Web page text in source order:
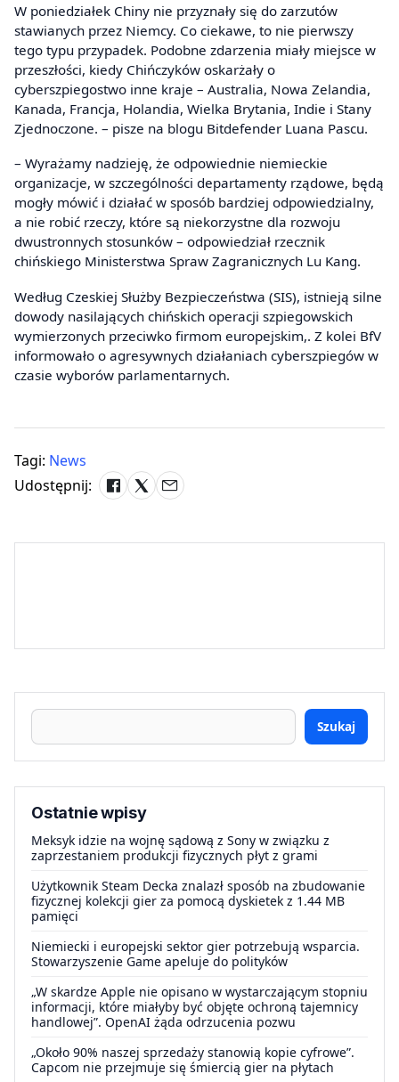
W poniedziałek Chiny nie przyznały się do zarzutów
stawianych przez Niemcy. Co ciekawe, to nie pierwszy
tego typu przypadek. Podobne zdarzenia miały miejsce w
przeszłości, kiedy Chińczyków oskarżały o
cyberszpiegostwo inne kraje – Australia, Nowa Zelandia,
Kanada, Francja, Holandia, Wielka Brytania, Indie i Stany
Zjednoczone. – pisze na blogu Bitdefender Luana Pascu.
– Wyrażamy nadzieję, że odpowiednie niemieckie
organizacje, w szczególności departamenty rządowe, będą
mogły mówić i działać w sposób bardziej odpowiedzialny,
a nie robić rzeczy, które są niekorzystne dla rozwoju
dwustronnych stosunków – odpowiedział rzecznik
chińskiego Ministerstwa Spraw Zagranicznych Lu Kang.
Według Czeskiej Służby Bezpieczeństwa (SIS), istnieją silne
dowody nasilających chińskich operacji szpiegowskich
wymierzonych przeciwko firmom europejskim,. Z kolei BfV
informowało o agresywnych działaniach cyberszpiegów w
czasie wyborów parlamentarnych.
Tagi: News
Udostępnij:
Szukaj
Ostatnie wpisy
Meksyk idzie na wojnę sądową z Sony w związku z
zaprzestaniem produkcji fizycznych płyt z grami
Użytkownik Steam Decka znalazł sposób na zbudowanie
fizycznej kolekcji gier za pomocą dyskietek z 1.44 MB
pamięci
Niemiecki i europejski sektor gier potrzebują wsparcia.
Stowarzyszenie Game apeluje do polityków
„W skardze Apple nie opisano w wystarczającym stopniu
informacji, które miałyby być objęte ochroną tajemnicy
handlowej”. OpenAI żąda odrzucenia pozwu
„Około 90% naszej sprzedaży stanowią kopie cyfrowe”.
Capcom nie przejmuje się śmiercią gier na płytach